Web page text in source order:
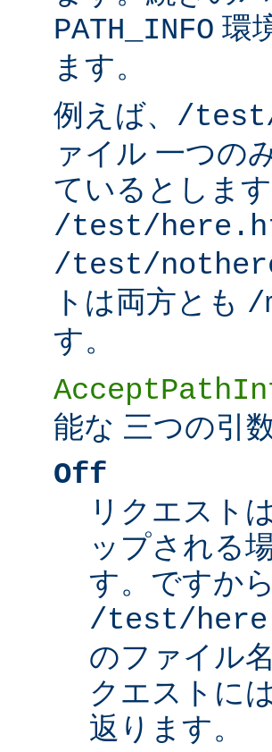
PATH_INFO 環
ます。
例えば、 /
ァイル 一つの
ているとしま
/test/
/test/
トは両方とも /
す。
能な 三つの引
Off
リクエスト
ップされる
す。ですか
/test/
のファイル
クエストに
返ります。